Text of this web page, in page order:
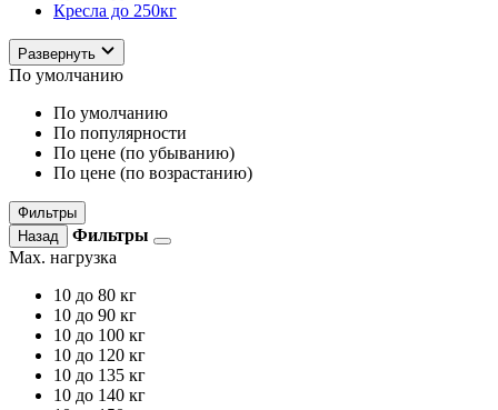
Кресла до 250кг
Развернуть
По умолчанию
По умолчанию
По популярности
По цене (по убыванию)
По цене (по возрастанию)
Фильтры
Назад
Фильтры
Max. нагрузка
10 до 80 кг
10 до 90 кг
10 до 100 кг
10 до 120 кг
10 до 135 кг
10 до 140 кг